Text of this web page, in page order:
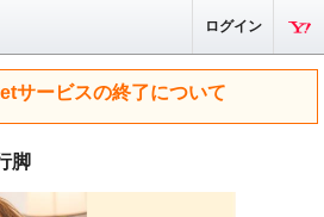
ログイン
サービスの終了について
脚